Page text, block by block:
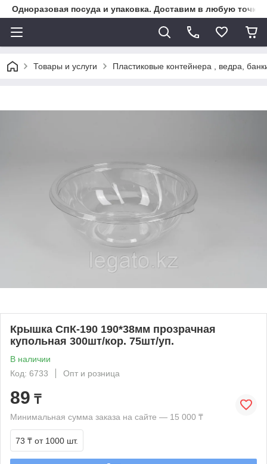
Одноразовая посуда и упаковка. Доставим в любую точку
Товары и услуги Пластиковые контейнера , ведра,
Крышка СпК-190 190*38мм прозрачная
купольная 300шт/кор. 75шт/уп.
В наличии
Код: 6733
Опт и розница
89 ₸
Минимальная сумма заказа на сайте — 15 000 ₸
73 ₸ от 1000 шт.